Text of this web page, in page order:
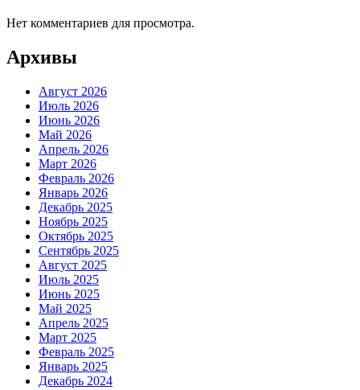
Нет комментариев для просмотра.
Архивы
Август 2026
Июль 2026
Июнь 2026
Май 2026
Апрель 2026
Март 2026
Февраль 2026
Январь 2026
Декабрь 2025
Ноябрь 2025
Октябрь 2025
Сентябрь 2025
Август 2025
Июль 2025
Июнь 2025
Май 2025
Апрель 2025
Март 2025
Февраль 2025
Январь 2025
Декабрь 2024